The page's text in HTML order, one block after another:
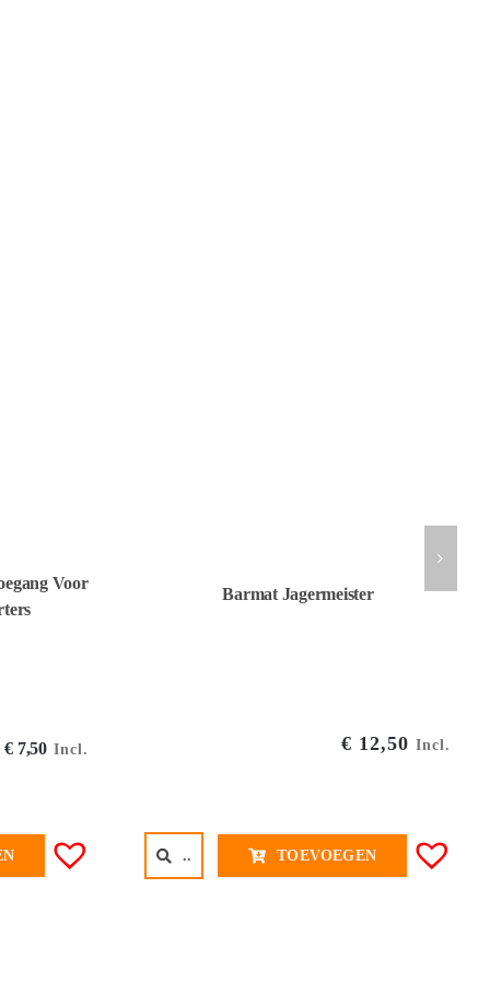
Voor
Oorspronkelijke
€ 9,95€ 8,22.
€ 7,50Huidige
€ 7,50€ 6,20.
Incl.
Barmat Jagermeister
€ 12,50 Incl.
.. TOEVOEGEN